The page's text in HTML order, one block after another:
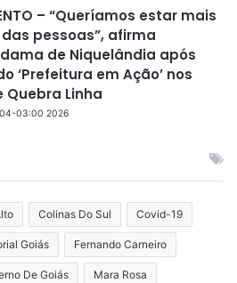
– “Queríamos estar mais
pessoas”, afirma
de Niquelândia após
‘Prefeitura em Ação’ nos
Quebra Linha
03:00 2026
Colinas Do Sul Covid-19
Goiás Fernando Carneiro
De Goiás Mara Rosa